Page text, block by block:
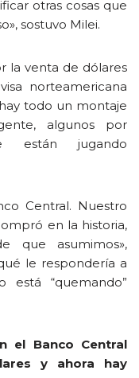
otras cosas que
sostuvo Milei.
la venta de dólares
norteamericana
todo un montaje
algunos por
están jugando
Central. Nuestro
en la historia,
que asumimos»,
le respondería a
“quemando”
el Banco Central
y ahora hay